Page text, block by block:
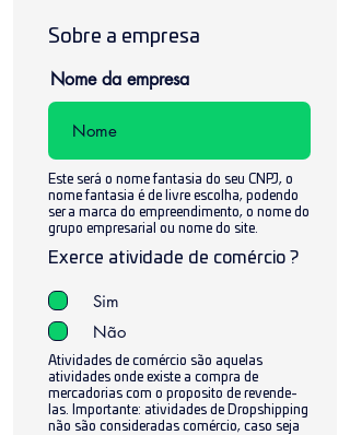
Sobre a empresa
Nome da empresa
Este será o nome fantasia do seu CNPJ, o
nome fantasia é de livre escolha, podendo
ser a marca do empreendimento, o nome do
grupo empresarial ou nome do site.
Exerce atividade de comércio ?
Sim
Não
Atividades de comércio são aquelas
atividades onde existe a compra de
mercadorias com o proposito de revende-
las. Importante: atividades de Dropshipping
não são consideradas comércio, caso seja